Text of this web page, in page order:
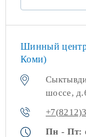
Шинный центр
Коми)
шоссе,
Пн - Пт: